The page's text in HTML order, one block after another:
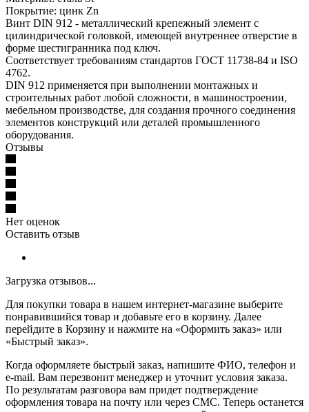
Покрытие: цинк Zn
Винт DIN 912 - металлический крепежный элемент с
цилиндрической головкой, имеющей внутреннее отверстие в
форме шестигранника под ключ.
Соответствует требованиям стандартов ГОСТ 11738-84 и ISO
4762.
DIN 912 применяется при выполнении монтажных и
строительных работ любой сложности, в машиностроении,
мебельном производстве, для создания прочного соединения
элементов конструкций или деталей промышленного
оборудования.
Отзывы
Нет оценок
Оставить отзыв
Загрузка отзывов...
Для покупки товара в нашем интернет-магазине выберите
понравившийся товар и добавьте его в корзину. Далее
перейдите в Корзину и нажмите на «Оформить заказ» или
«Быстрый заказ».
Когда оформляете быстрый заказ, напишите ФИО, телефон и
e-mail. Вам перезвонит менеджер и уточнит условия заказа.
По результатам разговора вам придет подтверждение
оформления товара на почту или через СМС. Теперь останется